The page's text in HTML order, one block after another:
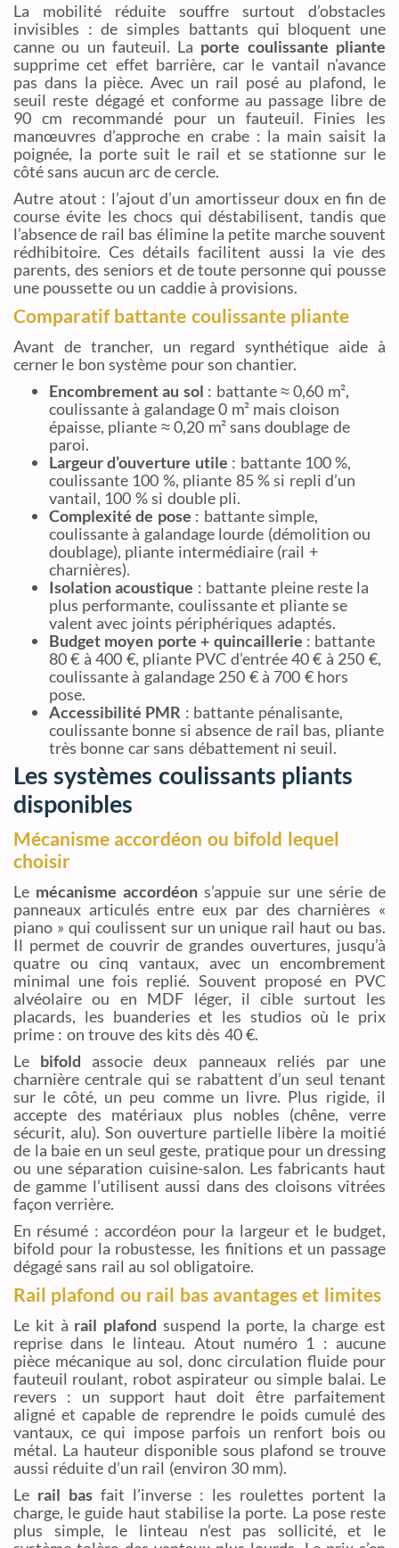
La mobilité réduite souffre surtout d’obstacles
invisibles : de simples battants qui bloquent une
canne ou un fauteuil. La porte coulissante pliante
supprime cet effet barrière, car le vantail n’avance
pas dans la pièce. Avec un rail posé au plafond, le
seuil reste dégagé et conforme au passage libre de
90 cm recommandé pour un fauteuil. Finies les
manœuvres d’approche en crabe : la main saisit la
poignée, la porte suit le rail et se stationne sur le
côté sans aucun arc de cercle.
Autre atout : l’ajout d’un amortisseur doux en fin de
course évite les chocs qui déstabilisent, tandis que
l’absence de rail bas élimine la petite marche souvent
rédhibitoire. Ces détails facilitent aussi la vie des
parents, des seniors et de toute personne qui pousse
une poussette ou un caddie à provisions.
Comparatif battante coulissante pliante
Avant de trancher, un regard synthétique aide à
cerner le bon système pour son chantier.
Encombrement au sol : battante ≈ 0,60 m²,
coulissante à galandage 0 m² mais cloison
épaisse, pliante ≈ 0,20 m² sans doublage de
paroi.
Largeur d’ouverture utile : battante 100 %,
coulissante 100 %, pliante 85 % si repli d’un
vantail, 100 % si double pli.
Complexité de pose : battante simple,
coulissante à galandage lourde (démolition ou
doublage), pliante intermédiaire (rail +
charnières).
Isolation acoustique : battante pleine reste la
plus performante, coulissante et pliante se
valent avec joints périphériques adaptés.
Budget moyen porte + quincaillerie : battante
80 € à 400 €, pliante PVC d’entrée 40 € à 250 €,
coulissante à galandage 250 € à 700 € hors
pose.
Accessibilité PMR : battante pénalisante,
coulissante bonne si absence de rail bas, pliante
très bonne car sans débattement ni seuil.
Les systèmes coulissants pliants
disponibles
Mécanisme accordéon ou bifold lequel
choisir
Le mécanisme accordéon s’appuie sur une série de
panneaux articulés entre eux par des charnières «
piano » qui coulissent sur un unique rail haut ou bas.
Il permet de couvrir de grandes ouvertures, jusqu’à
quatre ou cinq vantaux, avec un encombrement
minimal une fois replié. Souvent proposé en PVC
alvéolaire ou en MDF léger, il cible surtout les
placards, les buanderies et les studios où le prix
prime : on trouve des kits dès 40 €.
Le bifold associe deux panneaux reliés par une
charnière centrale qui se rabattent d’un seul tenant
sur le côté, un peu comme un livre. Plus rigide, il
accepte des matériaux plus nobles (chêne, verre
sécurit, alu). Son ouverture partielle libère la moitié
de la baie en un seul geste, pratique pour un dressing
ou une séparation cuisine-salon. Les fabricants haut
de gamme l’utilisent aussi dans des cloisons vitrées
façon verrière.
En résumé : accordéon pour la largeur et le budget,
bifold pour la robustesse, les finitions et un passage
dégagé sans rail au sol obligatoire.
Rail plafond ou rail bas avantages et limites
Le kit à rail plafond suspend la porte, la charge est
reprise dans le linteau. Atout numéro 1 : aucune
pièce mécanique au sol, donc circulation fluide pour
fauteuil roulant, robot aspirateur ou simple balai. Le
revers : un support haut doit être parfaitement
aligné et capable de reprendre le poids cumulé des
vantaux, ce qui impose parfois un renfort bois ou
métal. La hauteur disponible sous plafond se trouve
aussi réduite d’un rail (environ 30 mm).
Le rail bas fait l’inverse : les roulettes portent la
charge, le guide haut stabilise la porte. La pose reste
plus simple, le linteau n’est pas sollicité, et le